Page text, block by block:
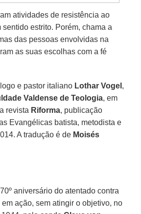
atividades de resistência ao
sentido estrito. Porém, chama a
das pessoas envolvidas na
as suas escolhas com a fé
e pastor italiano Lothar Vogel ,
Valdense de Teologia, em
revista Riforma, publicação
Evangélicas batista, metodista e
A tradução é de Moisés
aniversário do atentado contra
em ação, sem atingir o objetivo, no